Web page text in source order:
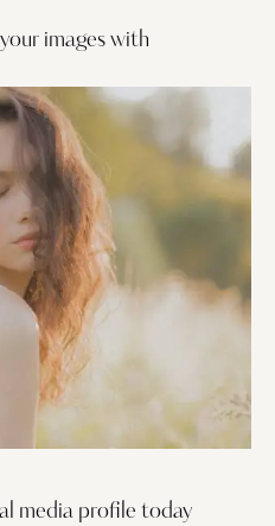
images with
media profile today